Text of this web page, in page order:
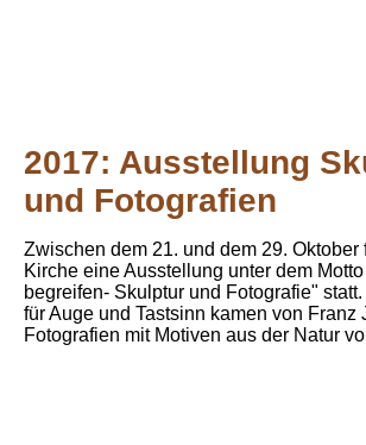
2017: Ausstellung
und Fotografien
Zwischen dem 21. und dem 29. Oktober
Kirche eine Ausstellung unter dem
begreifen- Skulptur und Fotografie"
für Auge und Tastsinn kamen von Franz
Fotografien mit Motiven aus der Natur